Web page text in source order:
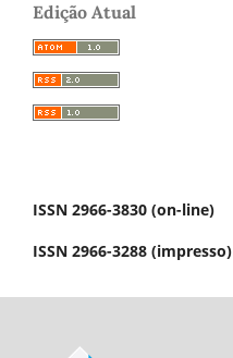
Edição Atual
ISSN 2966-3830 (on-line)
ISSN 2966-3288 (impresso)